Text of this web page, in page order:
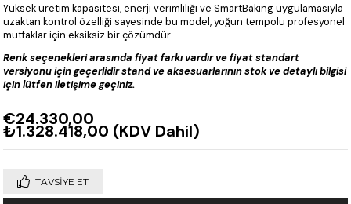
Yüksek üretim kapasitesi, enerji verimliliği ve SmartBaking uygulamasıyla
uzaktan kontrol özelliği sayesinde bu model, yoğun tempolu profesyonel
mutfaklar için eksiksiz bir çözümdür.
Renk seçenekleri arasında fiyat farkı vardır ve fiyat standart
versiyonu için geçerlidir stand ve aksesuarlarının stok ve detaylı bilgisi
için lütfen iletişime geçiniz.
€24.330,00
₺1.328.418,00 (KDV Dahil)
TAVSIYE ET